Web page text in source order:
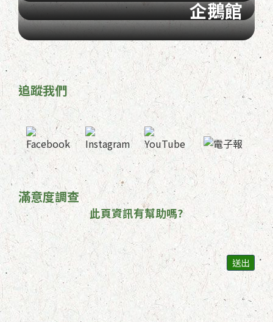
企鵝館
追蹤我們
滿意度調查
此頁資訊有幫助嗎?